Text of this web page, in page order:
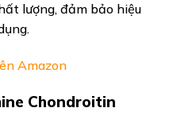
lượng, đảm bảo hiệu
Amazon
Chondroitin